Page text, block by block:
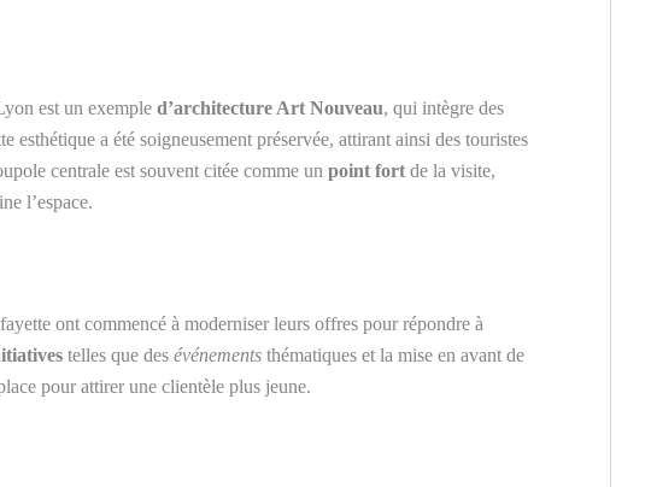
est un exemple d’architecture Art Nouveau, qui intègre des
esthétique a été soigneusement préservée, attirant ainsi des touristes
centrale est souvent citée comme un point fort de la visite,
l’espace.
ont commencé à moderniser leurs offres pour répondre à
telles que des événements thématiques et la mise en avant de
pour attirer une clientèle plus jeune.